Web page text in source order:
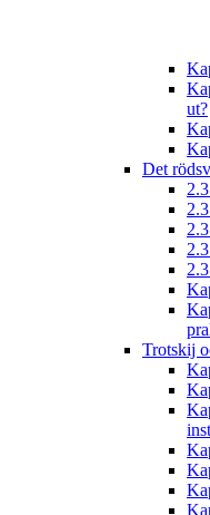
ut?
Det
Trotskij